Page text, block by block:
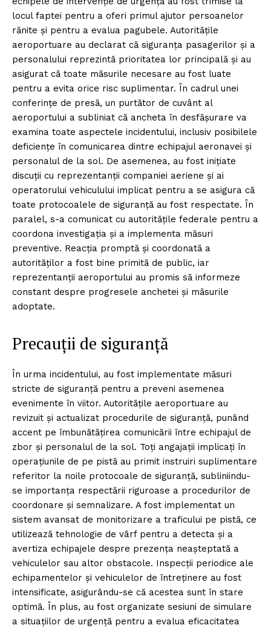
locul faptei pentru a oferi primul ajutor persoanelor
rănite și pentru a evalua pagubele. Autoritățile
aeroportuare au declarat că siguranța pasagerilor și a
personalului reprezintă prioritatea lor principală și au
asigurat că toate măsurile necesare au fost luate
pentru a evita orice risc suplimentar. În cadrul unei
conferințe de presă, un purtător de cuvânt al
aeroportului a subliniat că ancheta în desfășurare va
examina toate aspectele incidentului, inclusiv posibilele
deficiențe în comunicarea dintre echipajul aeronavei și
personalul de la sol. De asemenea, au fost inițiate
discuții cu reprezentanții companiei aeriene și ai
operatorului vehiculului implicat pentru a se asigura că
toate protocoalele de siguranță au fost respectate. În
paralel, s-a comunicat cu autoritățile federale pentru a
coordona investigația și a implementa măsuri
preventive. Reacția promptă și coordonată a
autorităților a fost bine primită de public, iar
reprezentanții aeroportului au promis să informeze
constant despre progresele anchetei și măsurile
adoptate.
Precauții de siguranță
În urma incidentului, au fost implementate măsuri
stricte de siguranță pentru a preveni asemenea
evenimente în viitor. Autoritățile aeroportuare au
revizuit și actualizat procedurile de siguranță, punând
accent pe îmbunătățirea comunicării între echipajul de
zbor și personalul de la sol. Toți angajații implicați în
operațiunile de pe pistă au primit instruiri suplimentare
referitor la noile protocoale de siguranță, subliniindu-
se importanța respectării riguroase a procedurilor de
coordonare și semnalizare. A fost implementat un
sistem avansat de monitorizare a traficului pe pistă, ce
utilizează tehnologie de vârf pentru a detecta și a
avertiza echipajele despre prezența neașteptată a
vehiculelor sau altor obstacole. Inspecții periodice ale
echipamentelor și vehiculelor de întreținere au fost
intensificate, asigurându-se că acestea sunt în stare
optimă. În plus, au fost organizate sesiuni de simulare
a situațiilor de urgență pentru a evalua eficacitatea